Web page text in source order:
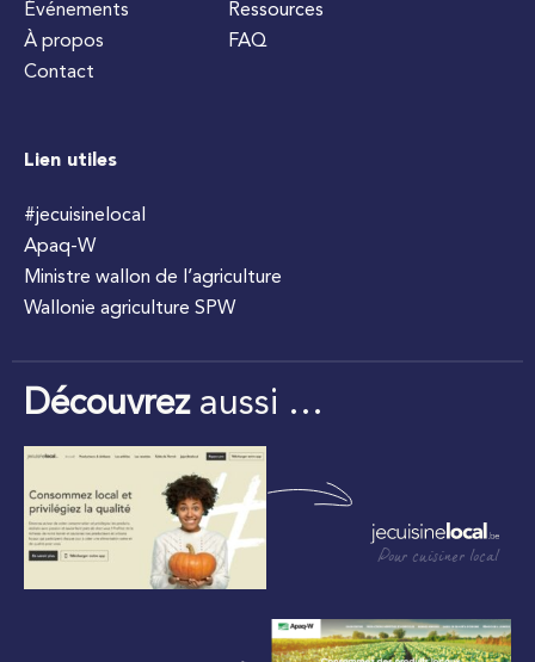
Événements
À propos
Contact
Ressources
FAQ
Lien utiles
#jecuisinelocal
Apaq-W
Ministre wallon de l’agriculture
Wallonie agriculture SPW
Découvrezaussi …
Pour cuisiner local